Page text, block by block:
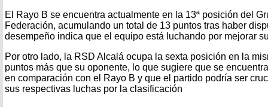
El Rayo B se encuentra actualmente en la 13ª posición del
Federación, acumulando un total de 13 puntos tras haber
desempeño indica que el equipo está luchando por mejorar
Por otro lado, la RSD Alcalá ocupa la sexta posición en la
puntos más que su oponente, lo que sugiere que se
en comparación con el Rayo B y que el partido podría ser
sus respectivas luchas por la clasificación